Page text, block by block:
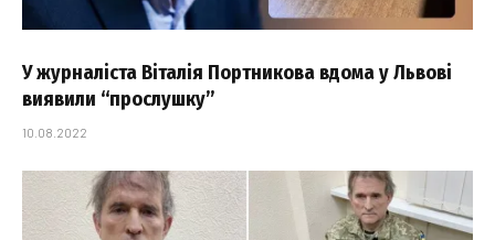
У журналіста Віталія Портникова вдома у Львові
виявили “прослушку”
10.08.2022